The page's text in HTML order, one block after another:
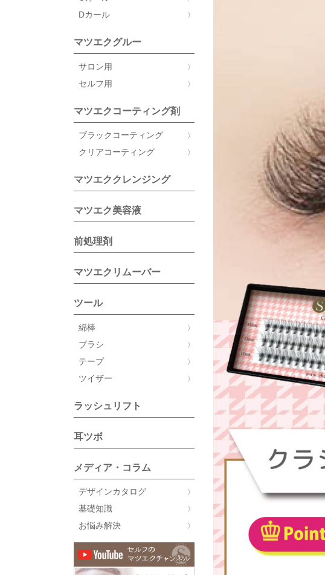
Dカール
マツエクグルー
サロン用
セルフ用
マツエクコーティング剤
ブラックコーティング
クリアコーティング
マツエククレンジング
マツエク美容液
前処理剤
マツエクリムーバー
ツール
綿棒
ブラシ
テープ
ツイザー
ラッシュリフト
耳ツボ
メディア・コラム
デザインカタログ
基礎知識
お悩み解決